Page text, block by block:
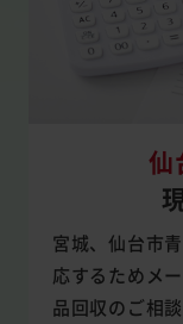
仙
宮城、仙台市
応するためメ
品回収のご相